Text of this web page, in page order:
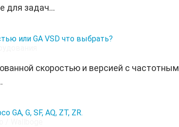
для задач...
или GA VSD что выбрать?
скоростью и версией с частотным
GA, G, SF, AQ, ZT, ZR.